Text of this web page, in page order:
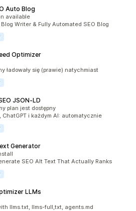
Auto Blog
204
available
Writer & Fully Automated SEO Blog
Optimizer
132
ładowały się (prawie) natychmiast
JSON‑LD
796
plan jest dostępny
ChatGPT i każdym AI: automatycznie
Generator
157
SEO Alt Text That Actually Ranks
LLMs
352
llms.txt, llms-full,txt, agents.md